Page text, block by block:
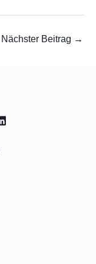
Nächster Beitrag →